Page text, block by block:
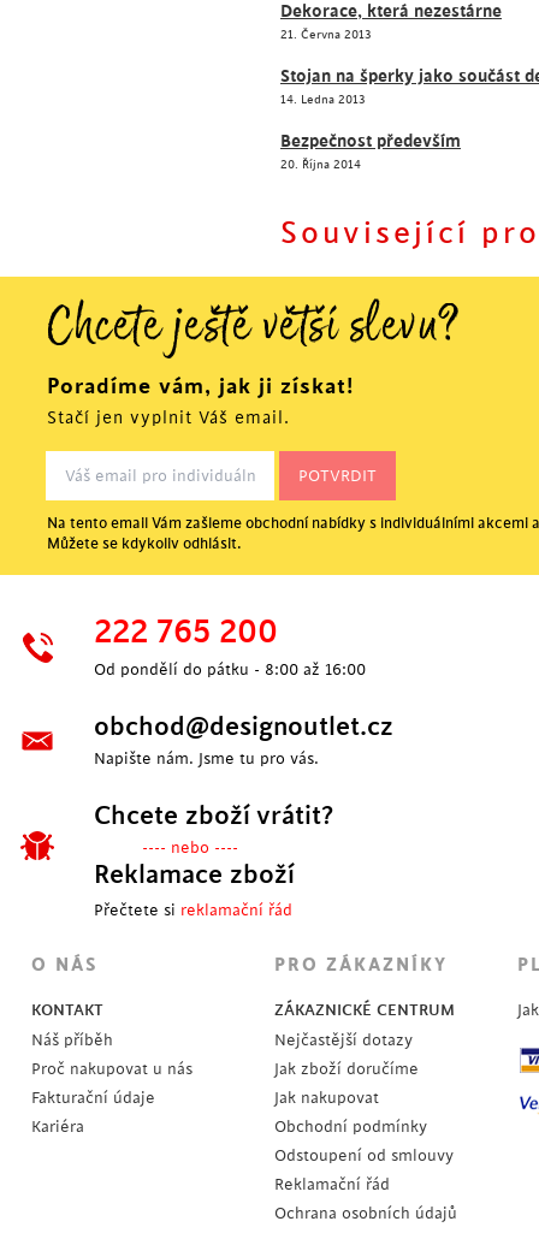
Dekorace, která nezestárne
21. Června 2013
Stojan na šperky jako součást
14. Ledna 2013
Bezpečnost především
20. Října 2014
Související
POSLEDNÍ KUSY
Chcete ještě větší slevu?
Poradíme vám, jak ji získat!
Stačí jen vyplnit Váš email.
Na tento email Vám zašleme obchodní nabídky s individuálními akcemi
Můžete se kdykoliv odhlásit.
222 765 200
Od pondělí do pátku - 8:00 až 16:00
obchod@designoutlet.cz
Napište nám. Jsme tu pro vás.
Chcete zboží vrátit?
---- nebo ----
Reklamace zboží
Přečtete si reklamační řád
O NÁS
KONTAKT
Náš příběh
Proč nakupovat u nás
Fakturační údaje
Kariéra
PRO ZÁKAZNÍKY
ZÁKAZNICKÉ CENTRUM
Nejčastější dotazy
Jak zboží doručíme
Jak nakupovat
Obchodní podmínky
Odstoupení od smlouvy
Reklamační řád
Ochrana osobních údajů